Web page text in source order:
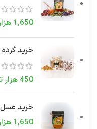
1,650
خرید
450 هزار
خرید
1,650